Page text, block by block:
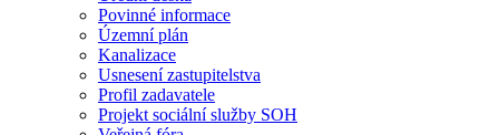
Povinné informace
Územní plán
Kanalizace
Usnesení zastupitelstva
Profil zadavatele
Projekt sociální služby SOH